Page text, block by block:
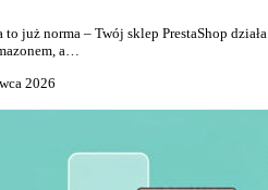
to już norma – Twój sklep PrestaShop działa
a…
2026